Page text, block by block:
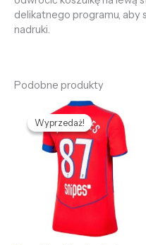
delikatnego programu, aby
nadruki.
Podobne produkty
Wyprzedaż!
Wyprzedaż!
Pierwotna
cena
wynosiła:
478,96 zł.
Aktualna
cena
wynosi:
132,69 zł.